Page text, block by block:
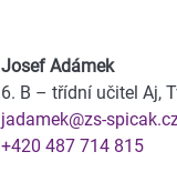
Josef Adámek
6. B – třídní učitel Aj,
jadamek@zs-
+420 487 714 815